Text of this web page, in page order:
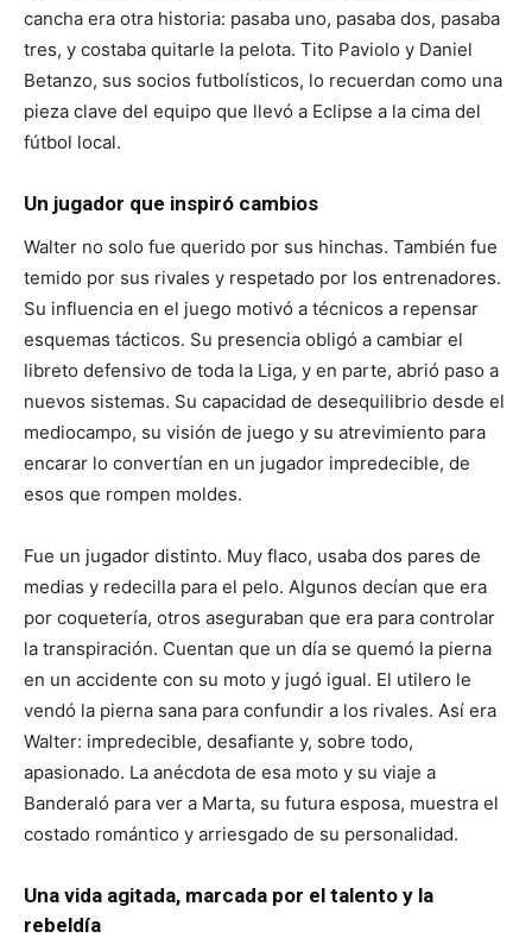
cancha era otra historia: pasaba uno, pasaba dos, pasaba
tres, y costaba quitarle la pelota. Tito Paviolo y Daniel
Betanzo, sus socios futbolísticos, lo recuerdan como una
pieza clave del equipo que llevó a Eclipse a la cima del
fútbol local.
Un jugador que inspiró cambios
Walter no solo fue querido por sus hinchas. También fue
temido por sus rivales y respetado por los entrenadores.
Su influencia en el juego motivó a técnicos a repensar
esquemas tácticos. Su presencia obligó a cambiar el
libreto defensivo de toda la Liga, y en parte, abrió paso a
nuevos sistemas. Su capacidad de desequilibrio desde el
mediocampo, su visión de juego y su atrevimiento para
encarar lo convertían en un jugador impredecible, de
esos que rompen moldes.
Fue un jugador distinto. Muy flaco, usaba dos pares de
medias y redecilla para el pelo. Algunos decían que era
por coquetería, otros aseguraban que era para controlar
la transpiración. Cuentan que un día se quemó la pierna
en un accidente con su moto y jugó igual. El utilero le
vendó la pierna sana para confundir a los rivales. Así era
Walter: impredecible, desafiante y, sobre todo,
apasionado. La anécdota de esa moto y su viaje a
Banderaló para ver a Marta, su futura esposa, muestra el
costado romántico y arriesgado de su personalidad.
Una vida agitada, marcada por el talento y la
rebeldía